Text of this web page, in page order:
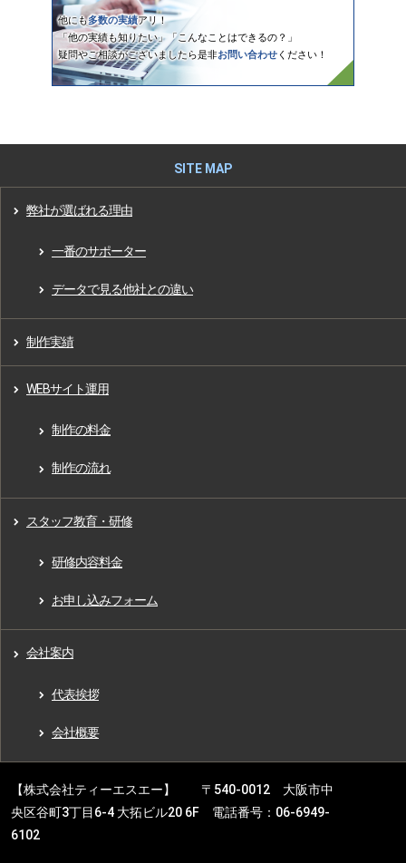
他にも多数の実績アリ！
「他の実績も知りたい」「こんなことはできるの？」
疑問やご相談がございましたら是非お問い合わせ ください！
弊社が選ばれる理由
一番のサポーター
データで見る他社との違い
制作実績
WEBサイト運用
制作の料金
制作の流れ
スタッフ教育・研修
研修内容料金
お申し込みフォーム
会社案内
代表挨拶
会社概要
【株式会社ティーエスエー】 〒540-0012 大阪市中
央区谷町3丁目6-4 大拓ビル20 6F 電話番号：06-6949-
6102